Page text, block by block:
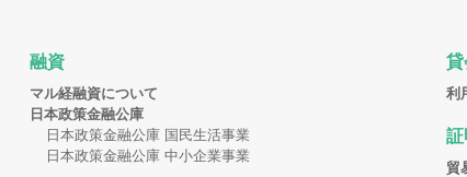
融資
マル経融資について
日本政策金融公庫
日本政策金融公庫 国民生活事業
日本政策金融公庫 中小企業事業
貸
利
証
貿